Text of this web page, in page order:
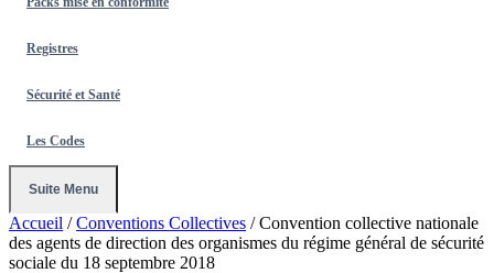
Registres
Sécurité et Santé
Les Codes
Suite Menu
Accueil / Conventions Collectives / Convention collective nationale
des agents de direction des organismes du régime général de sécurité
sociale du 18 septembre 2018